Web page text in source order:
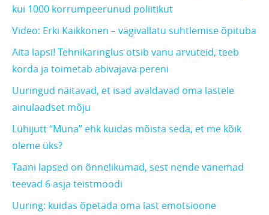
kui 1000 korrumpeerunud poliitikut
Video: Erki Kaikkonen – vägivallatu suhtlemise õpituba
Aita lapsi! Tehnikaringlus otsib vanu arvuteid, teeb
korda ja toimetab abivajava pereni
Uuringud näitavad, et isad avaldavad oma lastele
ainulaadset mõju
Lühijutt “Muna” ehk kuidas mõista seda, et me kõik
oleme üks?
Taani lapsed on õnnelikumad, sest nende vanemad
teevad 6 asja teistmoodi
Uuring: kuidas õpetada oma last emotsioone